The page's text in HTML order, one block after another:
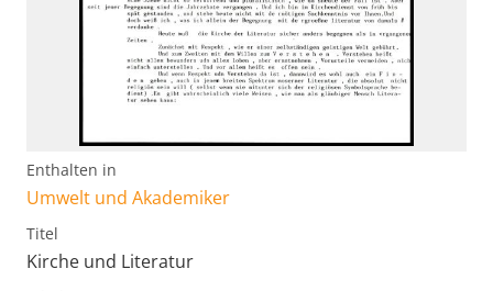
Enthalten in
Umwelt und Akademiker
Titel
Kirche und Literatur